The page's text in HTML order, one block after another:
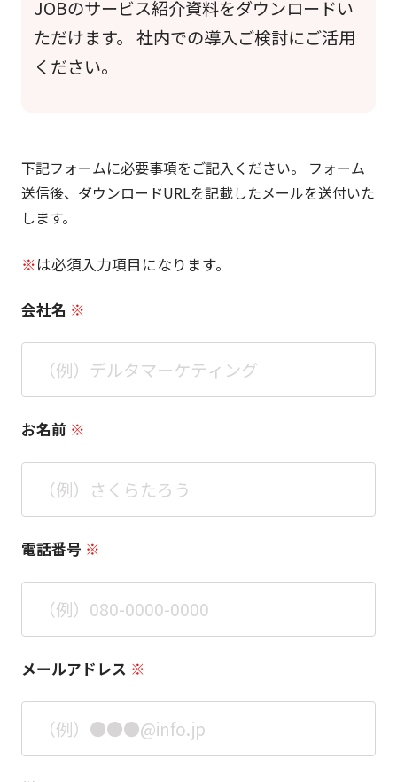
JOBのサービス紹介資料をダウンロードい
ただけます。 社内での導入ご検討にご活用
ください。
下記フォームに必要事項をご記入ください。 フォーム
送信後、ダウンロードURLを記載したメールを送付いた
します。
※は必須入力項目になります。
会社名
お名前
電話番号
メールアドレス